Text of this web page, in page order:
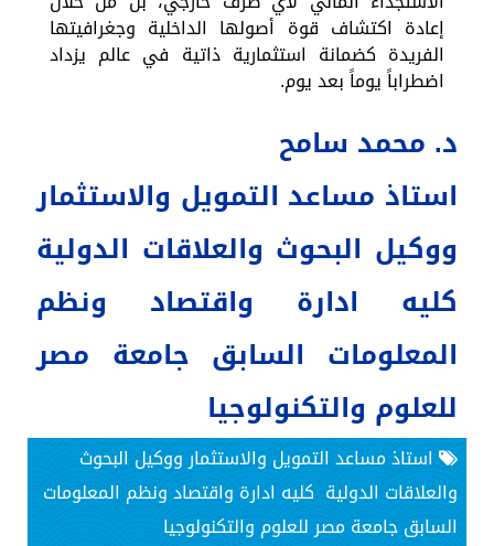
إعادة اكتشاف قوة أصولها الداخلية وجغرافيتها
الفريدة كضمانة استثمارية ذاتية في عالم يزداد
اضطراباً يوماً بعد يوم.
د. محمد سامح
استاذ مساعد التمويل والاستثمار
ووكيل البحوث والعلاقات الدولية
كليه ادارة واقتصاد ونظم
المعلومات السابق جامعة مصر
للعلوم والتكنولوجيا
استاذ مساعد التمويل والاستثمار ووكيل البحوث
والعلاقات الدولية كليه ادارة واقتصاد ونظم المعلومات
السابق جامعة مصر للعلوم والتكنولوجيا